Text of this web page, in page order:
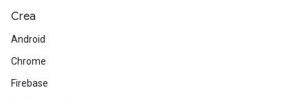
Crea
Android
Chrome
Firebase